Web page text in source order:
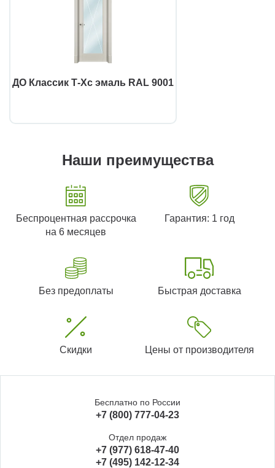
ДО Классик Т-Хс эмаль RAL 9001
Наши преимущества
Беспроцентная рассрочка
на 6 месяцев
Гарантия: 1 год
Без предоплаты Быстрая доставка
Скидки Цены от производителя
Бесплатно по России
+7 (800) 777-04-23
Отдел продаж
+7 (977) 618-47-40
+7 (495) 142-12-34